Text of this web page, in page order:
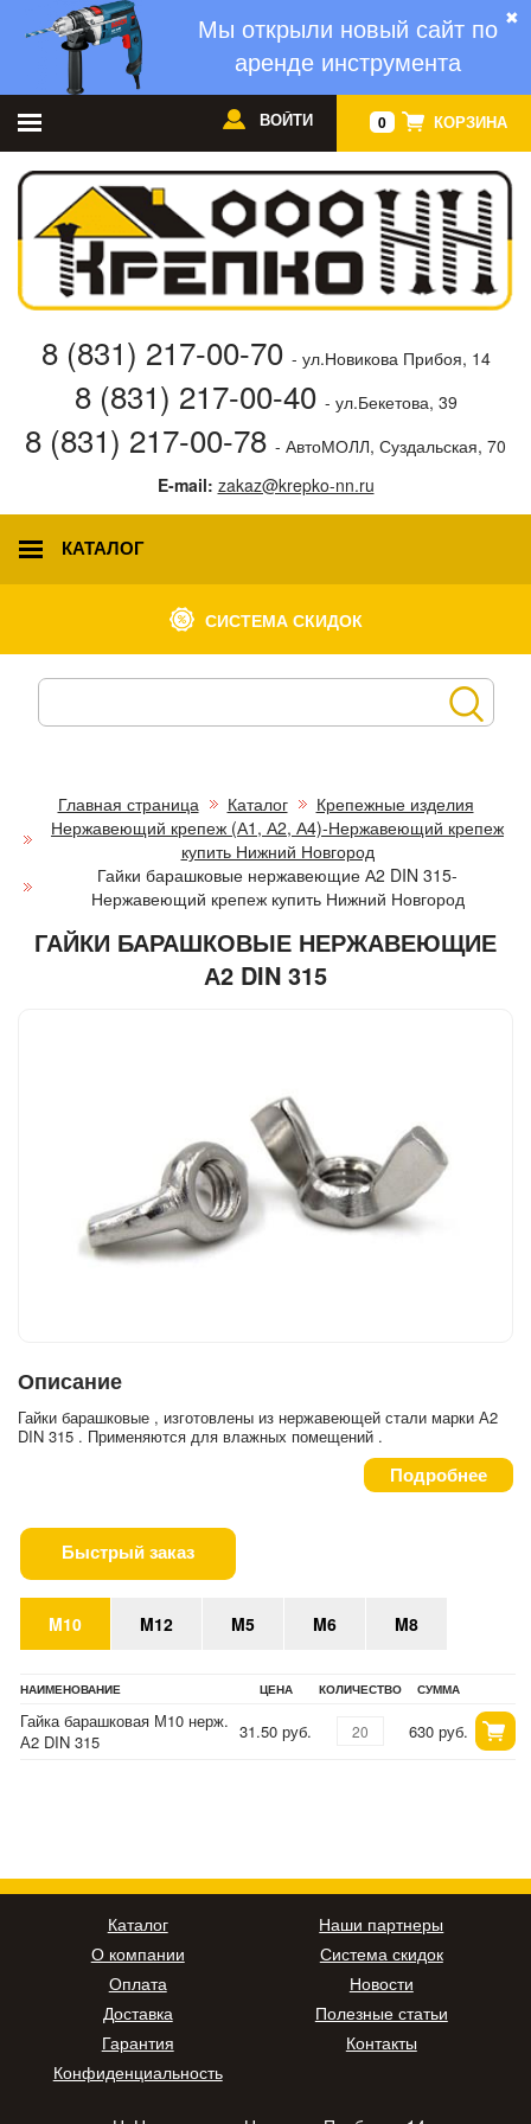
✖
Мы открыли новый сайт по
аренде инструмента
0 КОРЗИНА
ВОЙТИ
8 (831) 217-00-70 - ул.Новикова Прибоя, 14
8 (831) 217-00-40 - ул.Бекетова, 39
8 (831) 217-00-78 - АвтоМОЛЛ, Суздальская, 70
E-mail: zakaz@krepko-nn.ru
КАТАЛОГ
СИСТЕМА СКИДОК
Главная страница Каталог
Крепежные изделия
Нержавеющий крепеж (А1, А2, А4)-Нержавеющий крепеж
купить Нижний Новгород
Гайки барашковые нержавеющие А2 DIN 315-
Нержавеющий крепеж купить Нижний Новгород
ГАЙКИ БАРАШКОВЫЕ НЕРЖАВЕЮЩИЕ
А2 DIN 315
Описание
Гайки барашковые , изготовлены из нержавеющей стали марки А2
DIN 315 . Применяются для влажных помещений .
Подробнее
Быстрый заказ
M10 M12 M5 M6 M8
НАИМЕНОВАНИЕ ЦЕНА КОЛИЧЕСТВО СУММА
Гайка барашковая М10 нерж.
А2 DIN 315
31.50 руб. 630 руб.
Каталог
О компании
Оплата
Доставка
Гарантия
Конфиденциальность
Наши партнеры
Система скидок
Новости
Полезные статьи
Контакты